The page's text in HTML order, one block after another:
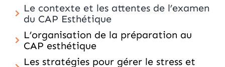
Le contexte et les attentes de l’examen
du CAP Esthétique
L’organisation de la préparation au
CAP esthétique
Les stratégies pour gérer le stress et